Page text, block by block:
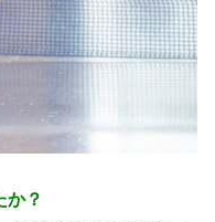
か？